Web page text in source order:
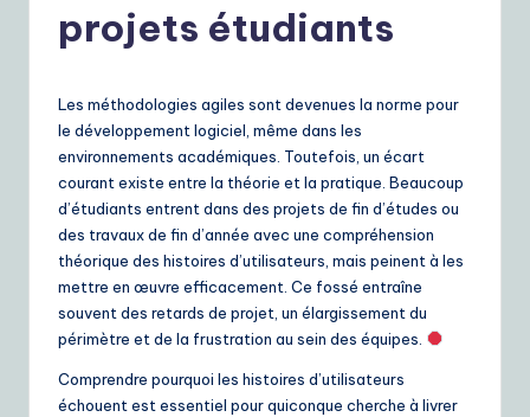
Y
o
D
ai
ly
projets étudiants
Les méthodologies agiles sont devenues la norme pour
le développement logiciel, même dans les
environnements académiques. Toutefois, un écart
courant existe entre la théorie et la pratique. Beaucoup
d’étudiants entrent dans des projets de fin d’études ou
des travaux de fin d’année avec une compréhension
théorique des histoires d’utilisateurs, mais peinent à les
mettre en œuvre efficacement. Ce fossé entraîne
souvent des retards de projet, un élargissement du
périmètre et de la frustration au sein des équipes.
Comprendre pourquoi les histoires d’utilisateurs
échouent est essentiel pour quiconque cherche à livrer